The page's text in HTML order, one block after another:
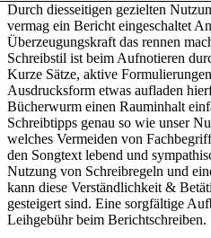
Durch diesseitigen gezielten
vermag ein Bericht eingeschaltet
Überzeugungskraft das rennen
Schreibstil ist beim Aufnotieren
Kurze Sätze, aktive
Ausdrucksform etwas aufladen
Bücherwurm einen Rauminhalt
Schreibtipps genau so wie unser
welches Vermeiden von
den Songtext lebend und
Nutzung von Schreibregeln und
kann diese Verständlichkeit &
gesteigert sind. Eine sorgfältige
Leihgebühr beim Berichtschreiben.